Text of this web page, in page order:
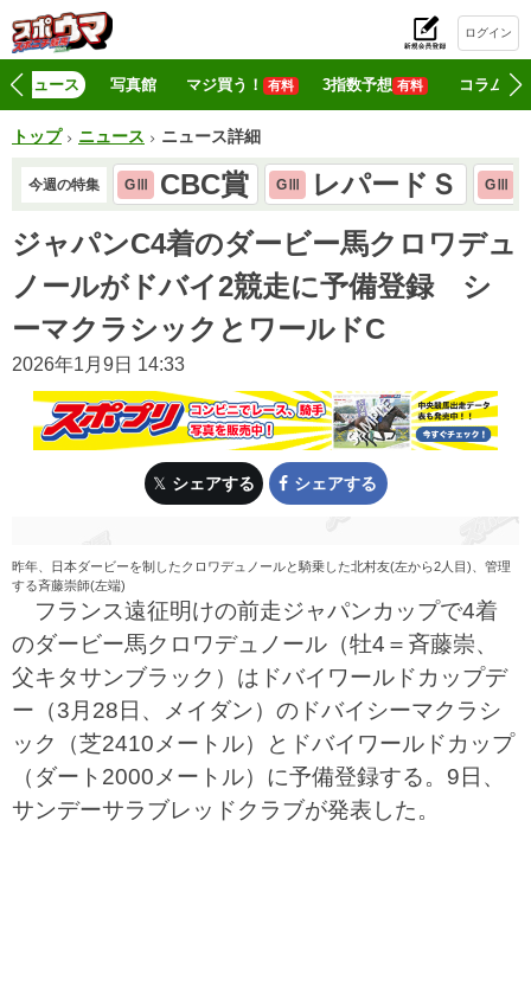
ログイン
ニュース 写真館 マジ買う！ 有料 3指数予想 有料 コラム
トップ ニュース ニュース詳細
今週の特集 GⅢ CBC賞 GⅢ レパードＳ GⅢ
ジャパンC4着のダービー馬クロワデュ
ノールがドバイ2競走に予備登録 シ
ーマクラシックとワールドC
2026年1月9日 14:33
シェアする シェアする
昨年、日本ダービーを制したクロワデュノールと騎乗した北村友(左から2人目)、管理
する斉藤崇師(左端)
フランス遠征明けの前走ジャパンカップで4着
のダービー馬クロワデュノール（牡4＝斉藤崇、
父キタサンブラック）はドバイワールドカップデ
ー（3月28日、メイダン）のドバイシーマクラシ
ック（芝2410メートル）とドバイワールドカップ
（ダート2000メートル）に予備登録する。9日、
サンデーサラブレッドクラブが発表した。